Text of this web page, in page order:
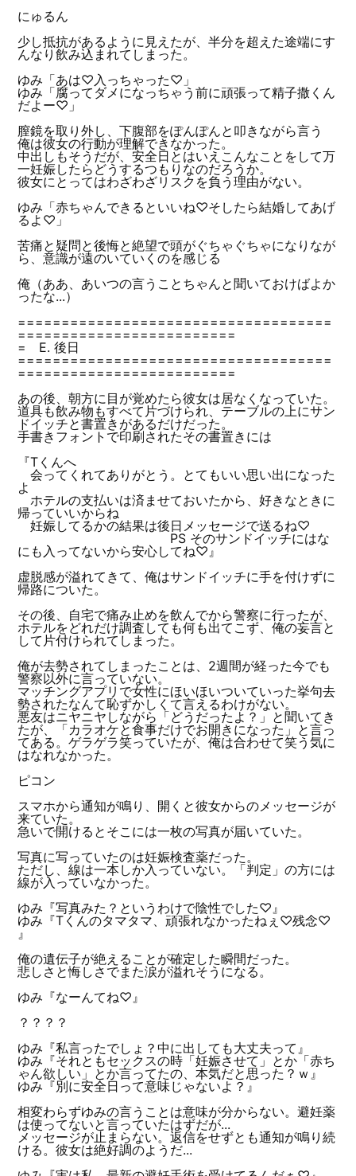
にゅるん
少し抵抗があるように見えたが、半分を超えた途端にす
んなり飲み込まれてしまった。
ゆみ「あは♡入っちゃった♡」
ゆみ「腐ってダメになっちゃう前に頑張って精子撒くん
だよー♡」
膣鏡を取り外し、下腹部をぽんぽんと叩きながら言う
俺は彼女の行動が理解できなかった。
中出しもそうだが、安全日とはいえこんなことをして万
一妊娠したらどうするつもりなのだろうか。
彼女にとってはわざわざリスクを負う理由がない。
ゆみ「赤ちゃんできるといいね♡そしたら結婚してあげ
るよ♡」
苦痛と疑問と後悔と絶望で頭がぐちゃぐちゃになりなが
ら、意識が遠のいていくのを感じる
俺（ああ、あいつの言うことちゃんと聞いておけばよか
ったな...）
====================================
=========================
= E. 後日
====================================
=========================
あの後、朝方に目が覚めたら彼女は居なくなっていた。
道具も飲み物もすべて片づけられ、テーブルの上にサン
ドイッチと書置きがあるだけだった。
手書きフォントで印刷されたその書置きには
『Tくんへ
会ってくれてありがとう。とてもいい思い出になった
よ
ホテルの支払いは済ませておいたから、好きなときに
帰っていいからね
妊娠してるかの結果は後日メッセージで送るね♡
PS そのサンドイッチにはな
にも入ってないから安心してね♡』
虚脱感が溢れてきて、俺はサンドイッチに手を付けずに
帰路についた。
その後、自宅で痛み止めを飲んでから警察に行ったが、
ホテルをどれだけ調査しても何も出てこず、俺の妄言と
して片付けられてしまった。
俺が去勢されてしまったことは、2週間が経った今でも
警察以外に言っていない。
マッチングアプリで女性にほいほいついていった挙句去
勢されたなんて恥ずかしくて言えるわけがない。
悪友はニヤニヤしながら「どうだったよ？」と聞いてき
たが、「カラオケと食事だけでお開きになった」と言っ
てある。ゲラゲラ笑っていたが、俺は合わせて笑う気に
はなれなかった。
ピコン
スマホから通知が鳴り、開くと彼女からのメッセージが
来ていた。
急いで開けるとそこには一枚の写真が届いていた。
写真に写っていたのは妊娠検査薬だった。
ただし、線は一本しか入っていない。「判定」の方には
線が入っていなかった。
ゆみ『写真みた？というわけで陰性でした♡』
ゆみ『Tくんのタマタマ、頑張れなかったねぇ♡残念♡
』
俺の遺伝子が絶えることが確定した瞬間だった。
悲しさと悔しさでまた涙が溢れそうになる。
ゆみ『なーんてね♡』
？？？？
ゆみ『私言ったでしょ？中に出しても大丈夫って』
ゆみ『それともセックスの時「妊娠させて」とか「赤ち
ゃん欲しい」とか言ってたの、本気だと思った？ｗ』
ゆみ『別に安全日って意味じゃないよ？』
相変わらずゆみの言うことは意味が分からない。避妊薬
は使ってないと言っていたはずだが...
メッセージが止まらない。返信をせずとも通知が鳴り続
ける。彼女は絶好調のようだ...